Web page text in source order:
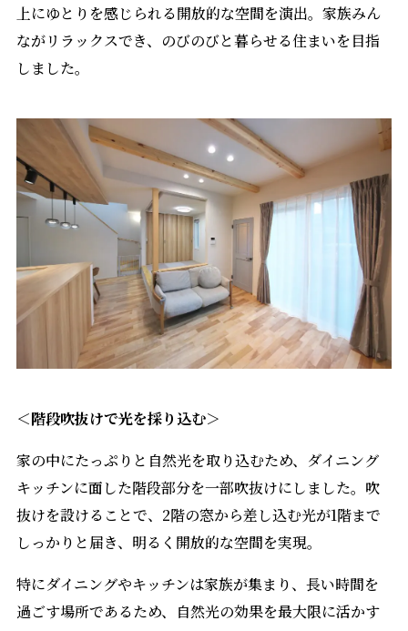
上にゆとりを感じられる開放的な空間を演出。家族みん
ながリラックスでき、のびのびと暮らせる住まいを目指
しました。
＜階段吹抜けで光を採り込む＞
家の中にたっぷりと自然光を取り込むため、ダイニング
キッチンに面した階段部分を一部吹抜けにしました。吹
抜けを設けることで、2階の窓から差し込む光が1階まで
しっかりと届き、明るく開放的な空間を実現。
特にダイニングやキッチンは家族が集まり、長い時間を
過ごす場所であるため、自然光の効果を最大限に活かす